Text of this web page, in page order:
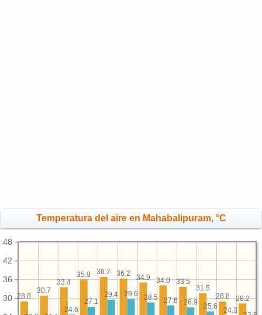
Temperatura del aire en Mahabalipuram, °C
30
36
42
48
28.2
28.8
31.5
33.5
34.0
34.9
36.2
36.7
35.9
33.4
30.7
28.8
24.3
25.6
26.9
27.6
28.5
29.6
29.4
27.1
24.6